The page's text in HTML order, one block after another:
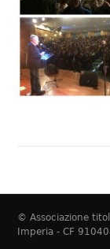
© Associazione
Imperia - CF